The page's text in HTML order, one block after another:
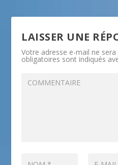
LAISSER UNE
Votre adresse e-mail ne sera
obligatoires sont indiqués